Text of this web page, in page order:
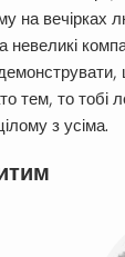
на вечірках
тем, то тобі
з усіма.